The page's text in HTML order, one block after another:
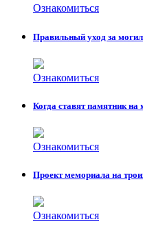
Ознакомиться
Правильный уход за
Ознакомиться
Когда ставят памятник на
Ознакомиться
Проект мемориала на
Ознакомиться